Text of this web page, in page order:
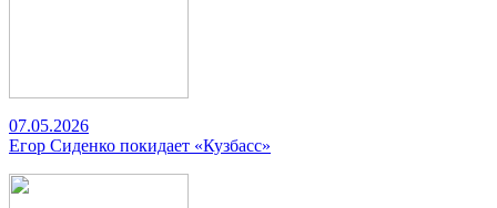
07.05.2026
Егор Сиденко покидает «Кузбасс»